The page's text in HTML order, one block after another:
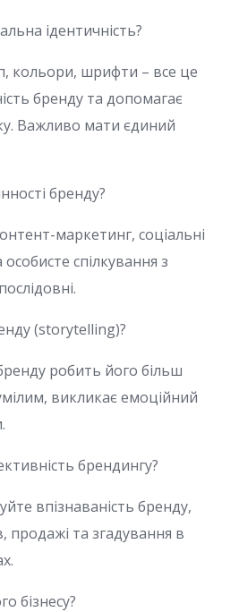
ідентичність?
кольори, шрифти – все це
бренду та допомагає
Важливо мати єдиний
бренду?
маркетинг, соціальні
спілкування з
(storytelling)?
робить його більш
викликає емоційний
брендингу?
впізнаваність бренду,
продажі та згадування в
бізнесу?